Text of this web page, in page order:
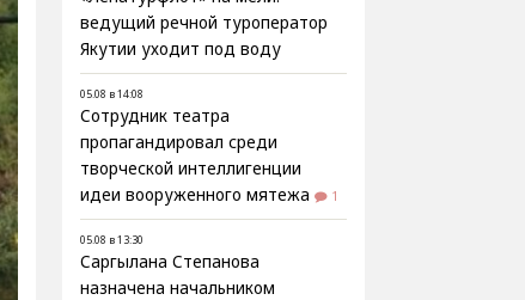
ведущий речной туроператор
Якутии уходит под воду
05.08 в 14:08
Сотрудник театра
пропагандировал среди
творческой интеллигенции
идеи вооруженного мятежа
1
05.08 в 13:30
Саргылана Степанова
назначена начальником